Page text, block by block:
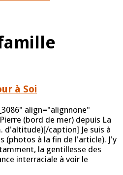
à Soi
align="alignnone"
(bord de mer) depuis La
d'altitude)[/caption] Je suis à
(photos à la fin de l'article). J'y
la gentillesse des
interraciale à voir le